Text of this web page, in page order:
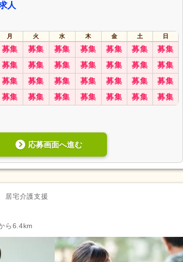
理学療法士(1,156)
視能訓練士(92)
(208) はり師 (54)
(270) 栄養士 (188)
相談員 (38) 福祉住環境コーディネーター (2)
二種）
担当者研修
助産師
(128) 臨床工学技士
責任者研修
支援者養成研修
教員免許(70)
理容師(2)
人
月 火 水 木 金 土 日
募集 募集 募集 募集 募集 募集 募集
募集 募集 募集 募集 募集 募集 募集
募集 募集 募集 募集 募集 募集 募集
募集 募集 募集 募集 募集 募集 募集
応募画面へ進む
居宅介護支援
ら6.4km